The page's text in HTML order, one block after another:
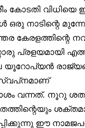
കോടതി വിധിയെ
നാടിന്റെ
കേരളത്തിന്റെ
പ്രളയമായി
യൂറോപ്യൻ
സ്വപ്‌നമാണ്
വന്നത്. നൂറു
ഈ